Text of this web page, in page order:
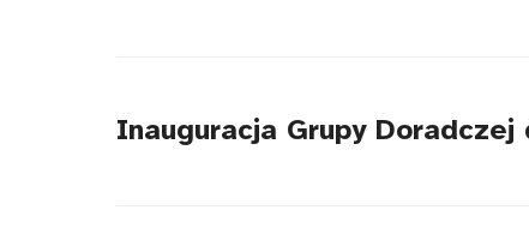
Inauguracja Grupy